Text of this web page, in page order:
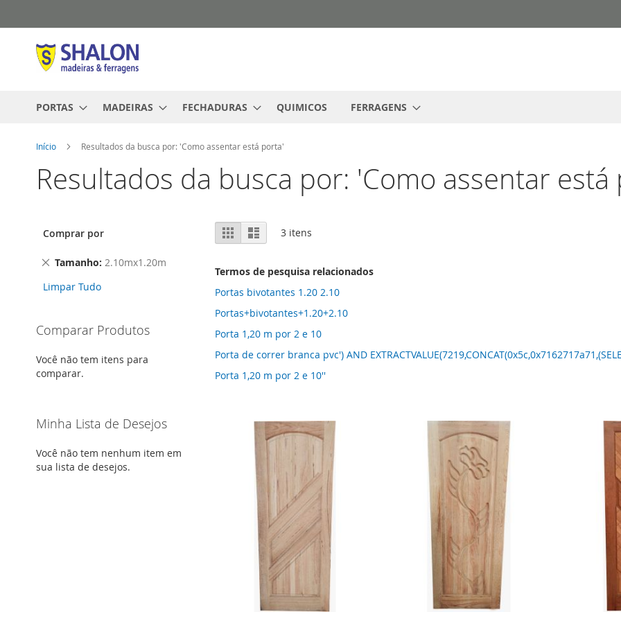
para
o
conteúdo
PORTAS MADEIRAS FECHADURAS QUIMICOS FERRAGENS
Início Resultados da busca por: 'Como assentar está porta'
Resultados da busca por: 'Como assentar está
Ver
como
GradeLista 3 itens
Termos de pesquisa relacionados
Portas bivotantes 1.20 2.10
Portas+bivotantes+1.20+2.10
Porta 1,20 m por 2 e 10
Porta de correr branca pvc') AND
Porta 1,20 m por 2 e 10''
Comprar por
Tamanho 2.10mx1.20m
Remover
Item
Limpar Tudo
Comparar Produtos
Você não tem itens para
comparar.
Minha Lista de Desejos
Você não tem nenhum item em
sua lista de desejos.